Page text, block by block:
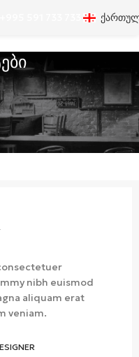
nibh euismod
aliquam erat
veniam.